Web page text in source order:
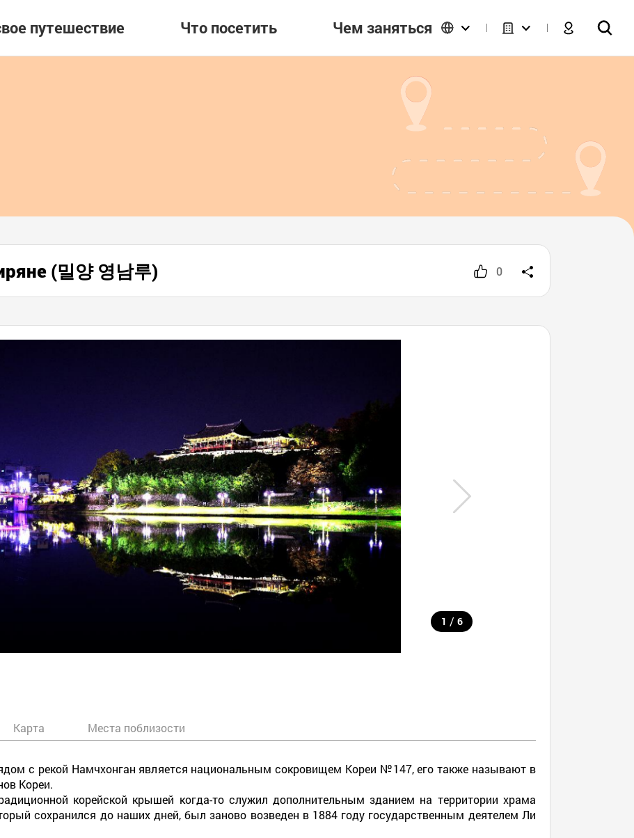
путешествие Что посетить Чем заняться
(밀양 영남루) 0
1 / 6
Карта Места поблизости
с рекой Намчхонган является национальным сокровищем Кореи №147, его также называют в
Кореи.
корейской крышей когда-то служил дополнительным зданием на территории храма
сохранился до наших дней, был заново возведен в 1884 году государственным деятелем Ли